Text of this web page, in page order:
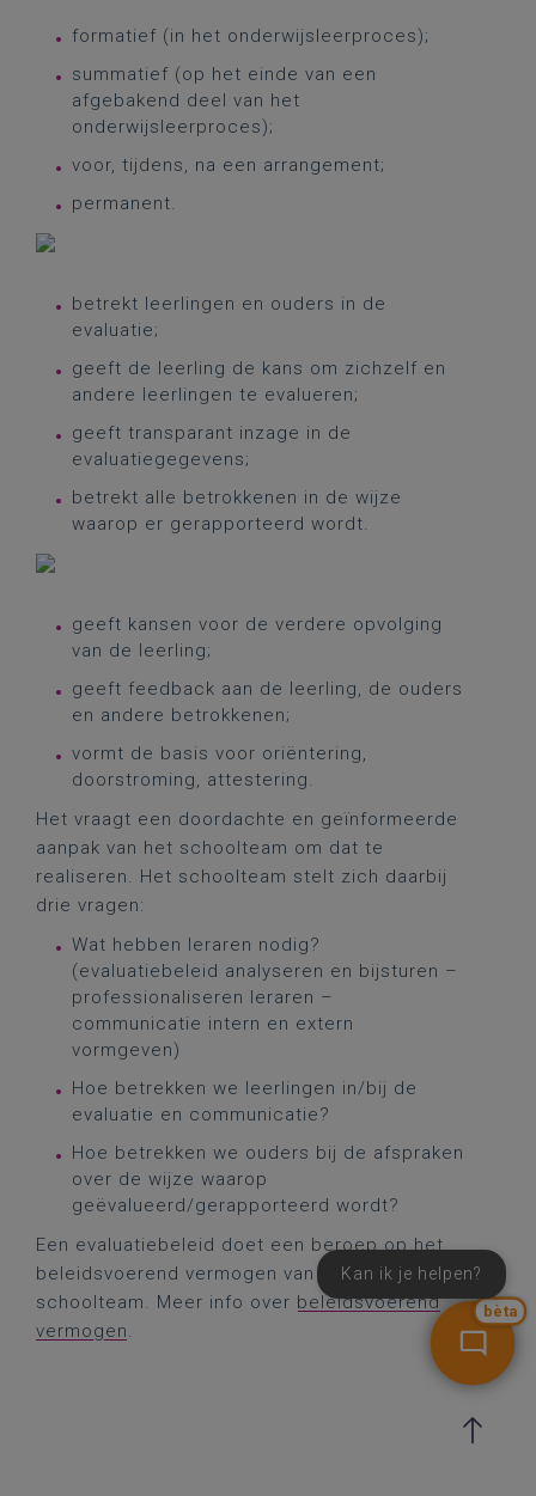
formatief (in het onderwijsleerproces);
summatief (op het einde van een
afgebakend deel van het
onderwijsleerproces);
voor, tijdens, na een arrangement;
permanent.
betrekt leerlingen en ouders in de
evaluatie;
geeft de leerling de kans om zichzelf en
andere leerlingen te evalueren;
geeft transparant inzage in de
evaluatiegegevens;
betrekt alle betrokkenen in de wijze
waarop er gerapporteerd wordt.
geeft kansen voor de verdere opvolging
van de leerling;
geeft feedback aan de leerling, de ouders
en andere betrokkenen;
vormt de basis voor oriëntering,
doorstroming, attestering.
Het vraagt een doordachte en geïnformeerde
aanpak van het schoolteam om dat te
realiseren. Het schoolteam stelt zich daarbij
drie vragen:
Wat hebben leraren nodig?
(evaluatiebeleid analyseren en bijsturen –
professionaliseren leraren –
communicatie intern en extern
vormgeven)
Hoe betrekken we leerlingen in/bij de
evaluatie en communicatie?
Hoe betrekken we ouders bij de afspraken
over de wijze waarop
geëvalueerd/gerapporteerd wordt?
Een evaluatiebeleid doet een beroep op het
beleidsvoerend vermogen van het ganse
schoolteam. Meer info over beleidsvoerend
vermogen.
bèta
Kan ik je helpen?